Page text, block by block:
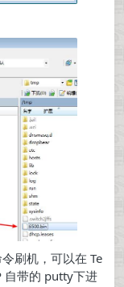
刷机，可以在 Te
自带的 putty下进